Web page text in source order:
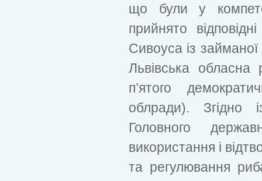
що були у
прийнято
Сивоуса із
Львівська
п’ятого
облради). Згідно
Головного
використання і
та регулювання